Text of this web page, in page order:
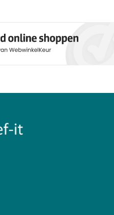
bouw, toepassing en resultaat.